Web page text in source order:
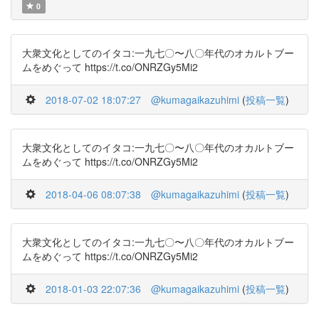
0
大衆文化としてのイタコ:一九七〇〜八〇年代のオカルトブー
ムをめぐって https://t.co/ONRZGy5Mi2
2018-07-02 18:07:27 @kumagaikazuhimi (投稿一覧)
大衆文化としてのイタコ:一九七〇〜八〇年代のオカルトブー
ムをめぐって https://t.co/ONRZGy5Mi2
2018-04-06 08:07:38 @kumagaikazuhimi (投稿一覧)
大衆文化としてのイタコ:一九七〇〜八〇年代のオカルトブー
ムをめぐって https://t.co/ONRZGy5Mi2
2018-01-03 22:07:36 @kumagaikazuhimi (投稿一覧)